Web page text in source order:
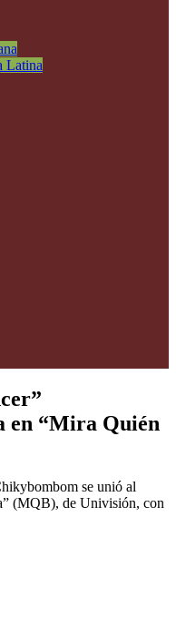
Latina
en “Mira Quién
se unió al
(MQB), de Univisión, con